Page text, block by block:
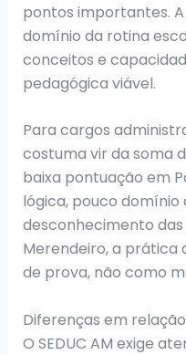
pontos importantes.
domínio da rotina
conceitos e
pedagógica viável.
Para cargos
costuma vir da soma
baixa pontuação em
lógica, pouco
desconhecimento
Merendeiro, a prática
de prova, não como
Diferenças em
O SEDUC AM exige